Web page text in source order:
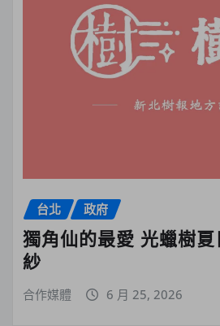
台北 政府
獨角仙的最愛 光蠟樹
紗
合作媒體 6 月 25, 2026